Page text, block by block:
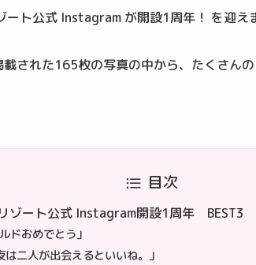
ト公式 Instagram が開設1周年！ を迎え
された165枚の写真の中から、たくさん
目次
ゾート公式 Instagram開設1周年 BEST3
ドおめでとう」
二人が出会えるといいね。」